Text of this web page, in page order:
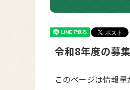
令和8年度の募
このページは情報